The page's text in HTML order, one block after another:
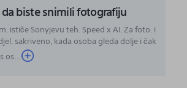
biste snimili fotografiju
ističe Sonyjevu teh. Speed x AI. Za foto. i
sakriveno, kada osoba gleda dolje i čak
os...